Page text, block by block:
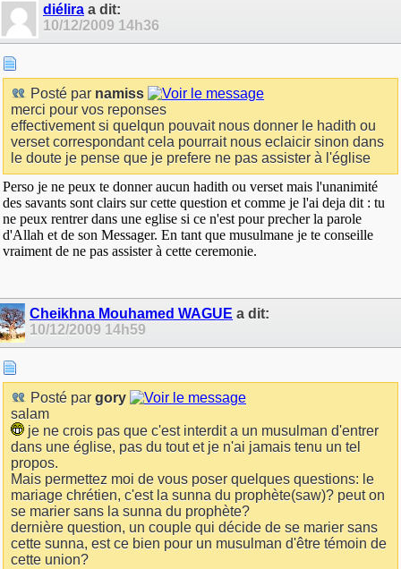
diélira a dit:
10/12/2009 14h36
Posté par namiss
merci pour vos reponses
effectivement si quelqun pouvait nous donner le hadith ou
verset correspondant cela pourrait nous eclaicir sinon dans
le doute je pense que je prefere ne pas assister à l'église
Perso je ne peux te donner aucun hadith ou verset mais l'unanimité
des savants sont clairs sur cette question et comme je l'ai deja dit : tu
ne peux rentrer dans une eglise si ce n'est pour precher la parole
d'Allah et de son Messager. En tant que musulmane je te conseille
vraiment de ne pas assister à cette ceremonie.
Cheikhna Mouhamed WAGUE a dit:
10/12/2009 14h59
Posté par gory
salam
je ne crois pas que c'est interdit a un musulman d'entrer
dans une église, pas du tout et je n'ai jamais tenu un tel
propos.
Mais permettez moi de vous poser quelques questions: le
mariage chrétien, c'est la sunna du prophète(saw)? peut on
se marier sans la sunna du prophète?
dernière question, un couple qui décide de se marier sans
cette sunna, est ce bien pour un musulman d'être témoin de
cette union?